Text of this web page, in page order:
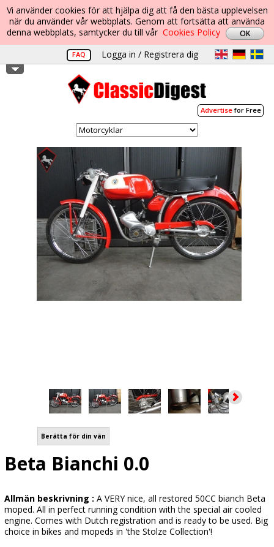
Vi använder cookies för att hjälpa dig att få den bästa upplevelsen
när du använder vår webbplats. Genom att fortsätta att använda
denna webbplats, samtycker du till vår Cookies Policy
FAQ Logga in / Registrera dig
Advertisefor Free
Berätta för din vän
Beta Bianchi 0.0
Allmän beskrivning : A VERY nice, all restored 50CC bianch Beta
moped. All in perfect running condition with the special air cooled
engine. Comes with Dutch registration and is ready to be used. Big
choice in bikes and mopeds in 'the Stolze Collection'!